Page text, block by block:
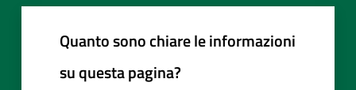
Quanto sono chiare le informazioni
su questa pagina?